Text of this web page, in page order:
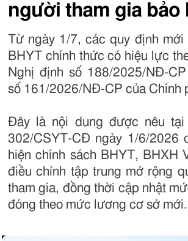
người tham gia bảo
Từ ngày 1/7, các quy định mới
BHYT chính thức có hiệu lực
Nghị định số 188/2025/NĐ-
số 161/2026/NĐ-CP của Chính
Đây là nội dung được nêu tại
302/CSYT-CĐ ngày 1/6/2026
hiện chính sách BHYT, BHXH
điều chỉnh tập trung mở rộng
tham gia, đồng thời cập nhật
đóng theo mức lương cơ sở mới.